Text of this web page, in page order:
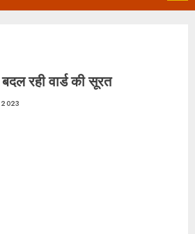
रही वार्ड की सूरत
2023